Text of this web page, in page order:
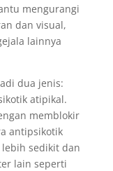
mengurangi
dan visual,
lainnya
dua jenis:
atipikal.
memblokir
antipsikotik
sedikit dan
lain seperti